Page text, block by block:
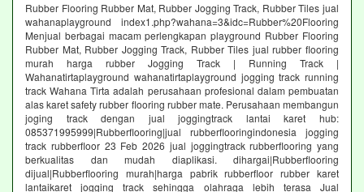
Rubber Flooring Rubber Mat, Rubber Jogging Track, Rubber Tiles jual
wahanaplayground index1.php?wahana=3&idc=Rubber%20Flooring
Menjual berbagai macam perlengkapan playground Rubber Flooring
Rubber Mat, Rubber Jogging Track, Rubber Tiles jual rubber flooring
murah harga rubber Jogging Track | Running Track |
Wahanatirtaplayground wahanatirtaplayground jogging track running
track Wahana Tirta adalah perusahaan profesional dalam pembuatan
alas karet safety rubber flooring rubber mate. Perusahaan membangun
joging track dengan jual joggingtrack lantai karet hub:
085371995999|Rubberflooring|jual rubberflooringindonesia jogging
track rubberfloor 23 Feb 2026 jual joggingtrack rubberflooring yang
berkualitas dan mudah diaplikasi. dihargai|Rubberflooring
dijual|Rubberflooring murah|harga pabrik rubberfloor rubber karet
lantaikaret jogging track sehingga olahraga lebih terasa Jual